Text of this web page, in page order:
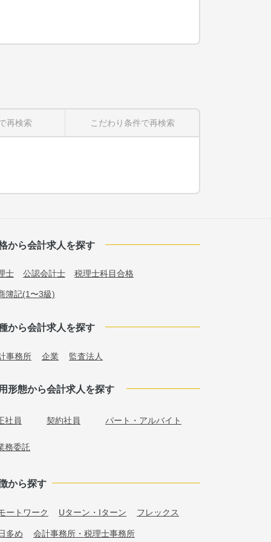
再検索 こだわり条件で再検索
から会計求人を探す
士 公認会計士 税理士科目合格
簿記(1〜3級)
から会計求人を探す
事務所 企業 監査法人
形態から会計求人を探す
社員 契約社員 パート・アルバイト
務委託
から探す
ートワーク Uターン・Iターン フレックス
多め 会計事務所・税理士事務所